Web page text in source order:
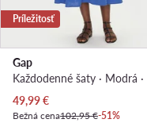
Príležitosť
Gap
Aktuálna cena
49,99€
Bežná cena102,95 €-51%